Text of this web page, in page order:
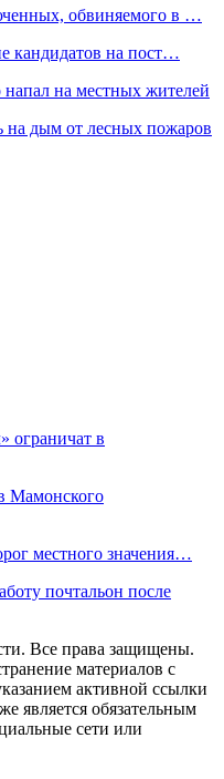
обвиняемого в …
кандидатов на пост…
напал на местных жителей
на дым от лесных пожаров
ограничат в
Мамонского
местного значения…
почтальон после
Все права защищены.
материалов с
активной ссылки
является обязательным
сети или